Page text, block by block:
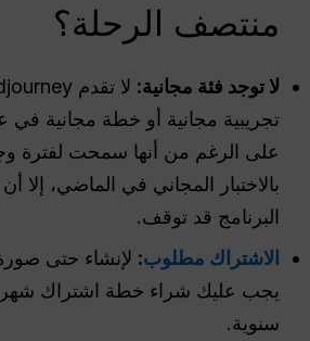
منتصف الرحلة؟
لا توجد فئة مجانية:
على الرغم من أنها سمحت لفترة
بالاختبار المجاني في الماضي، إلا
البرنامج قد توقف.
الاشتراك مطلوب: لإنشاء حتى
يجب عليك شراء خطة اشتراك
سنوية.